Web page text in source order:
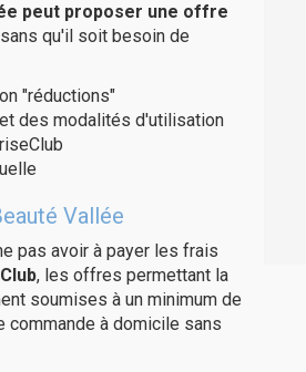
peut proposer une offre
qu'il soit besoin de
"réductions"
des modalités d'utilisation
Vallée
pas avoir à payer les frais
, les offres permettant la
soumises à un minimum de
commande à domicile sans